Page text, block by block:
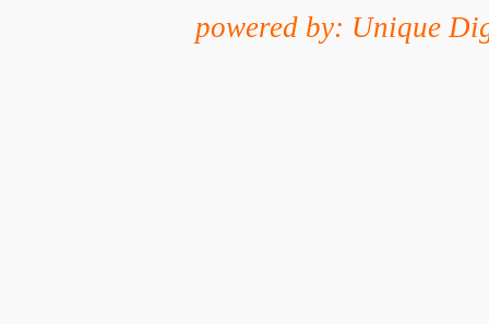
powered by: Unique